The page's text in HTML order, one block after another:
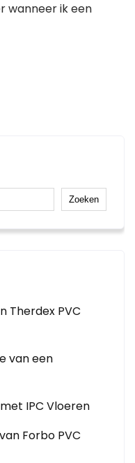
wanneer ik een
Zoeken
Therdex PVC
van een
IPC Vloeren
Forbo PVC